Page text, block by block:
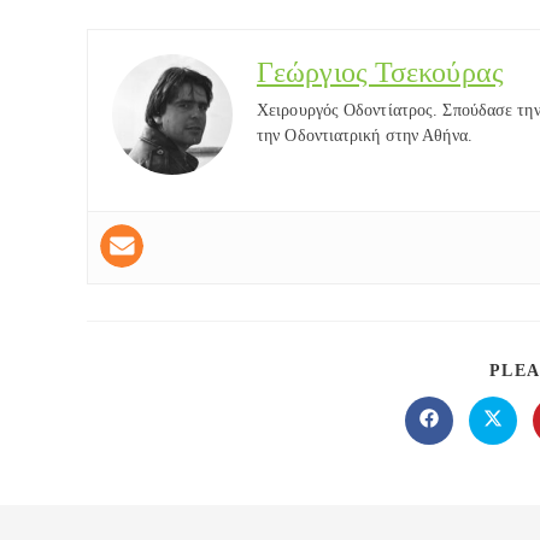
Γεώργιος Τσεκούρας
Χειρουργός Οδοντίατρος. Σπούδασε
την Οδοντιατρική στην Αθήνα.
Opens
in
Opens
in